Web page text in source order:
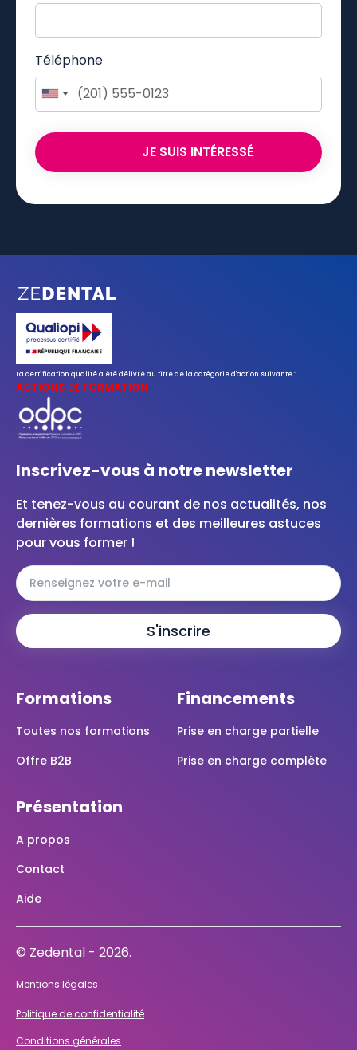
Téléphone
JE SUIS INTÉRESSÉ
La certification qualité a été délivré au titre de la catégorie d'action suivante :
ACTIONS DE FORMATION
Formations
Toutes nos formations
Offre B2B
Financements
Prise en charge partielle
Prise en charge complète
Présentation
A propos
Contact
Aide
Inscrivez-vous à notre newsletter
Et tenez-vous au courant de nos actualités, nos
dernières formations et des meilleures astuces
pour vous former !
© Zedental - 2026.
Mentions légales
Politique de confidentialité
Conditions générales